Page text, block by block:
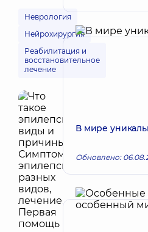
Неврология
Нейрохирургия
Реабилитация и
восстановительное
лечение
В мире
Обновлено: